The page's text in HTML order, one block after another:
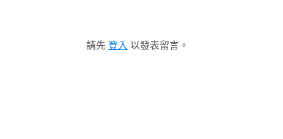
請先 登入 以發表留言。